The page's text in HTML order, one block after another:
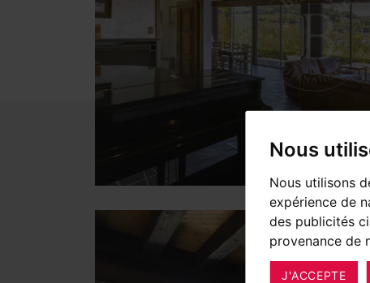
Nous
Nous utilisons
expérience de
des publicités
provenance de
J'ACCEPTE